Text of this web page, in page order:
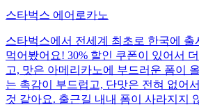
스타벅스 에어로카노
스타벅스에서 전세계 최초로 한국에 출
먹어봤어요! 30% 할인 쿠폰이 있어서
고, 맛은 아메리카노에 부드러운 폼이
는 촉감이 부드럽고, 단맛은 전혀 없어
것 같아요. 출근길 내내 폼이 사라지지